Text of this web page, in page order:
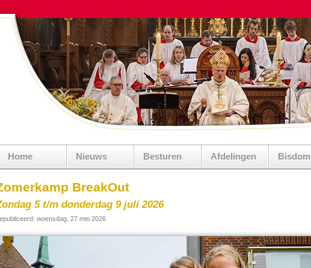
Home Nieuws Besturen Afdelingen Bisdom
BreakOut
5 t/m donderdag 9 juli 2026
woensdag, 27 mei 2026